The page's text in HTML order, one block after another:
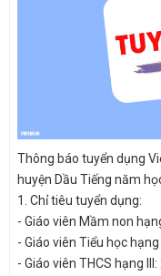
Thông báo tuyển dụng
huyện Dầu Tiếng năm
1. Chỉ tiêu tuyển dụng:
- Giáo viên Mầm non
- Giáo viên Tiểu học hạng
- Giáo viên THCS hạng